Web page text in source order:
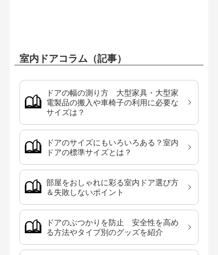
室内ドアコラム（記事）
ドアの幅の測り方 大型家具・大型家
電製品の搬入や車椅子の利用に必要な
サイズは？
ドアのサイズにもいろいろある？室内
ドアの標準サイズとは？
部屋をおしゃれに彩る室内ドア選び方
＆失敗しないポイント
ドアのぶつかりを防止 安全性を高め
る方法やタイプ別のグッズを紹介